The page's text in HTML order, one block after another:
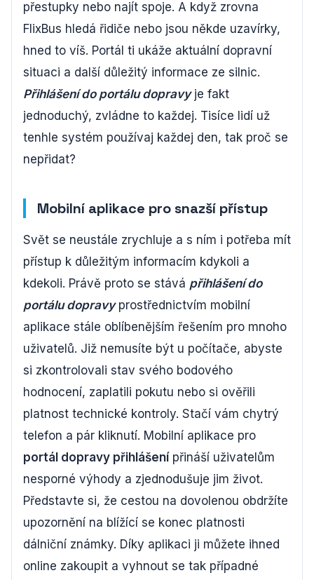
přestupky nebo najít spoje. A když zrovna
FlixBus hledá řidiče nebo jsou někde uzavírky,
hned to víš. Portál ti ukáže aktuální dopravní
situaci a další důležitý informace ze silnic.
Přihlášení do portálu dopravyje fakt
jednoduchý, zvládne to každej. Tisíce lidí už
tenhle systém používaj každej den, tak proč se
nepřidat?
Mobilní aplikace pro snazší přístup
Svět se neustále zrychluje a s ním i potřeba mít
přístup k důležitým informacím kdykoli a
kdekoli. Právě proto se stává přihlášení do
portálu dopravyprostřednictvím mobilní
aplikace stále oblíbenějším řešením pro mnoho
uživatelů. Již nemusíte být u počítače, abyste
si zkontrolovali stav svého bodového
hodnocení, zaplatili pokutu nebo si ověřili
platnost technické kontroly. Stačí vám chytrý
telefon a pár kliknutí. Mobilní aplikace pro
portál dopravy přihlášení přináší uživatelům
nesporné výhody a zjednodušuje jim život.
Představte si, že cestou na dovolenou obdržíte
upozornění na blížící se konec platnosti
dálniční známky. Díky aplikaci ji můžete ihned
online zakoupit a vyhnout se tak případné